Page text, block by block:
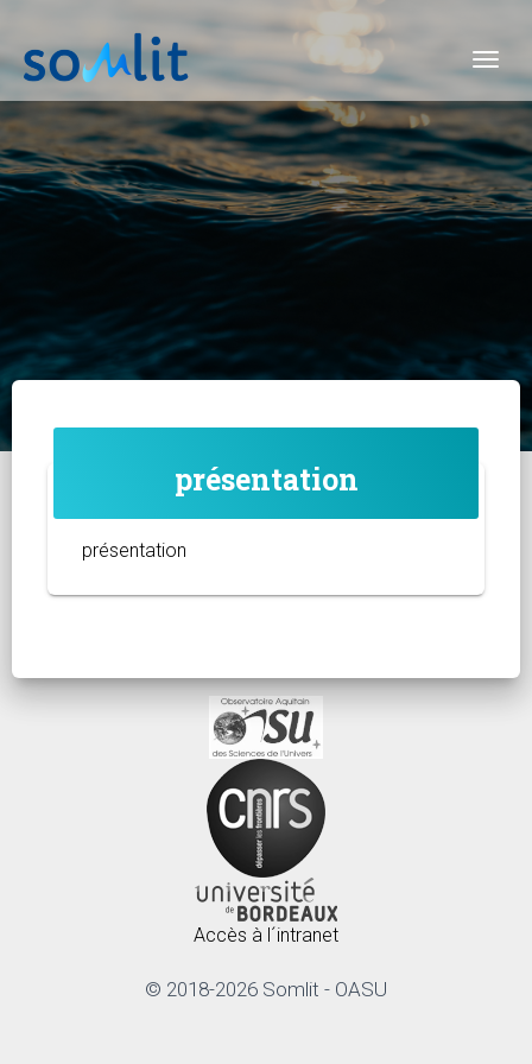
présentation
présentation
Accès à l´intranet
© 2018-2026 Somlit - OASU